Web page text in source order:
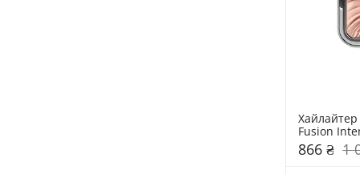
Fusion
Highlighter
866 ₴ 1